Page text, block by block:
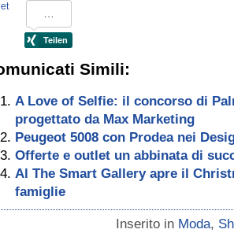
Simili:
A Love of Selfie: il concorso di
progettato da Max Marketing
Peugeot 5008 con Prodea nei
Offerte e outlet un abbinata di
Al The Smart Gallery apre il
famiglie
Inserito in Moda,